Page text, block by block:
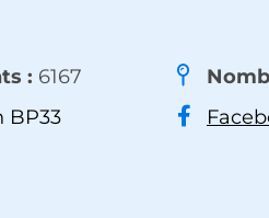
: 6167
BP33